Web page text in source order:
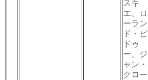
スキ
エ、ロ
ーラン
ド・ピ
ドゥ
ー、ジ
ャン・
クロー